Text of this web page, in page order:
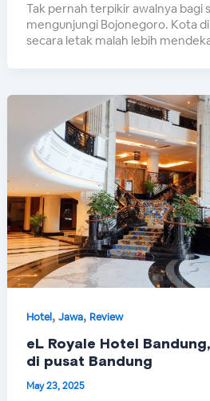
Tak pernah terpikir awalnya bagi
mengunjungi Bojonegoro. Kota
secara letak malah lebih
Hotel,Jawa, Review
eL Royale Hotel
di pusat Bandung
May 23, 2025